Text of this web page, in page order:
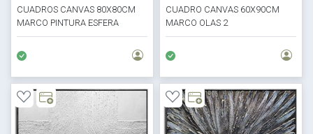
CUADROS CANVAS 80X80CM
MARCO PINTURA ESFERA
CUADRO CANVAS 60X90CM
MARCO OLAS 2